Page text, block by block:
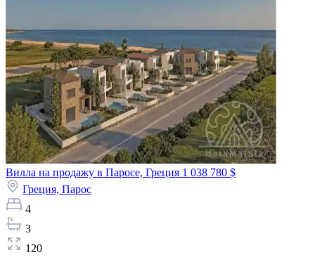
Вилла на продажу в Паросе, Греция 1 038 780 $
Греция, Парос
4
3
120